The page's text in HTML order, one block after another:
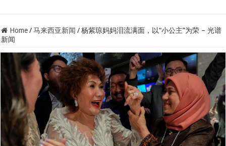
Home / 马来西亚新闻 / 杨紫琼妈妈泪流满面，以“小公主”为荣 – 光谱
新闻